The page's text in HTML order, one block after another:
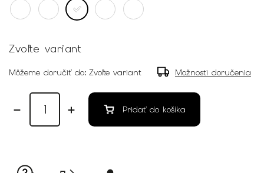
Zvoľte variant
Môžeme doručiť do: Zvoľte variant Možnosti doručenia
Pridať do košíka